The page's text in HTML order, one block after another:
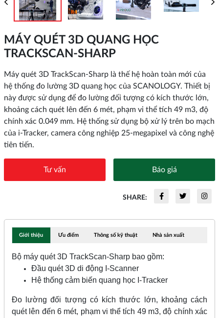
MÁY QUÉT 3D QUANG HỌC
TRACKSCAN-SHARP
Máy quét 3D TrackScan-Sharp là thế hệ hoàn toàn mới của
hệ thống đo lường 3D quang học của SCANOLOGY. Thiết bị
này được sử dụng để đo lường đối tượng có kích thước lớn,
khoảng cách quét lên đến 6 mét, phạm vi thể tích 49 m3, độ
chính xác 0.049 mm. Hệ thống sử dụng bộ xử lý trên bo mạch
của i-Tracker, camera công nghiệp 25-megapixel và công nghệ
tiên tiến.
Tư vấn Báo giá
SHARE:
Giới thiệu Ưu điểm Thông số kỹ thuật Nhà sản xuất
Bộ máy quét 3D TrackScan-Sharp bao gồm:
Đầu quét 3D di động I-Scanner
Hệ thống cảm biến quang học I-Tracker
Đo lường đối tượng có kích thước lớn, khoảng cách
quét lên đến 6 mét, phạm vi thể tích 49 m3, độ chính xác